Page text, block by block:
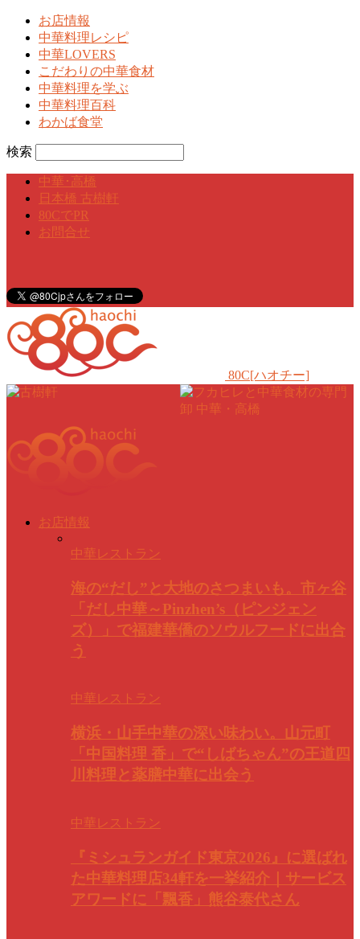
お店情報
中華料理レシピ
中華LOVERS
こだわりの中華食材
中華料理を学ぶ
中華料理百科
わかば食堂
検索
中華･高橋
日本橋 古樹軒
80CでPR
お問合せ
80C[ハオチー]
お店情報
中華レストラン
海の“だし”と大地のさつまいも。市ヶ谷
「だし中華～Pinzhen’s（ピンジェン
ズ）」で福建華僑のソウルフードに出合
う
中華レストラン
横浜・山手中華の深い味わい。山元町
「中国料理 香」で“しばちゃん”の王道四
川料理と薬膳中華に出会う
中華レストラン
『ミシュランガイド東京2026』に選ばれ
た中華料理店34軒を一挙紹介｜サービス
アワードに「飄香」熊谷泰代さん